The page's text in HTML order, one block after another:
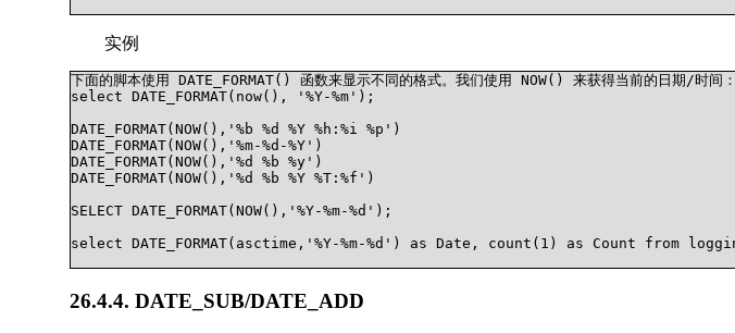
实例
下面的脚本使用 DATE_FORMAT() 函数来显示不同的格式。我们使用 NOW() 来获得当前的日期/时间：
select DATE_FORMAT(now(), '%Y-%m');
DATE_FORMAT(NOW(),'%b %d %Y %h:%i %p')
DATE_FORMAT(NOW(),'%m-%d-%Y')
DATE_FORMAT(NOW(),'%d %b %y')
DATE_FORMAT(NOW(),'%d %b %Y %T:%f')
SELECT DATE_FORMAT(NOW(),'%Y-%m-%d');
select DATE_FORMAT(asctime,'%Y-%m-%d') as Date, count(1) as Count from
26.4.4. DATE_SUB/DATE_ADD